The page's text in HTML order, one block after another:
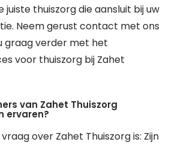
juiste thuiszorg die aansluit bij uw
Neem gerust contact met ons
graag verder met het
voor thuiszorg bij Zahet
van Zahet Thuiszorg
ervaren?
over Zahet Thuiszorg is: Zijn